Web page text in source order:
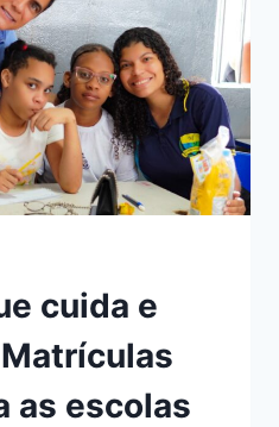
cuida e
as escolas